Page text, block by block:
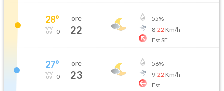
28°
0
ore
22
55%
8-22 Km/h
Est SE
27°
0
ore
23
56%
9-22 Km/h
Est